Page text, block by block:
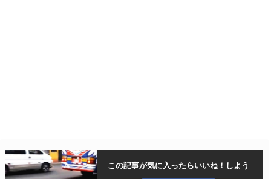
この記事が気に入ったらいいね！しよう